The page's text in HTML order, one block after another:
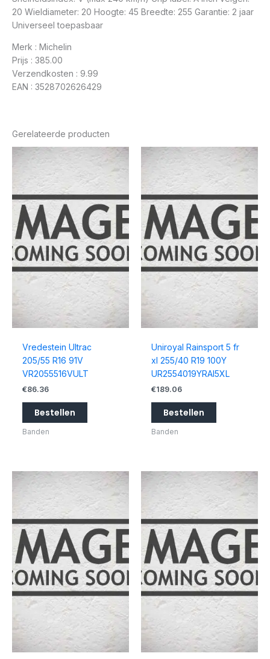
20 Wieldiameter: 20 Hoogte: 45 Breedte: 255 Garantie: 2 jaar
Universeel toepasbaar
Merk : Michelin
Prijs : 385.00
Verzendkosten : 9.99
EAN : 3528702626429
Gerelateerde producten
Vredestein Ultrac
205/55 R16 91V
VR2055516VULT
€86.36
Bestellen
Banden
Uniroyal Rainsport 5 fr
xl 255/40 R19 100Y
UR2554019YRAI5XL
€189.06
Bestellen
Banden